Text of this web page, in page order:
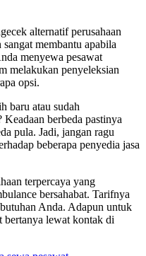
alternatif perusahaan
membantu apabila
menyewa pesawat
melakukan penyeleksian
opsi.
baru atau sudah
berbeda pastinya
pula. Jadi, jangan ragu
beberapa penyedia jasa
terpercaya yang
bersahabat. Tarifnya
Anda. Adapun untuk
bertanya lewat kontak di